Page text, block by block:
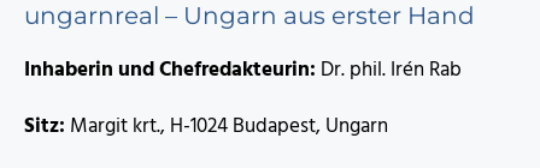
ungarnreal – Ungarn aus erster Hand
Inhaberin und Chefredakteurin: Dr. phil. Irén Rab
Sitz: Margit krt., H-1024 Budapest, Ungarn